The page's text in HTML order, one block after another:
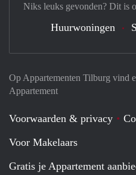
Op Appartementen Tilburg vind
Appartement
Voorwaarden & privacy
Voor Makelaars
Gratis je Appartement
Niks leuks gevonden? Dit is
Huurwoningen